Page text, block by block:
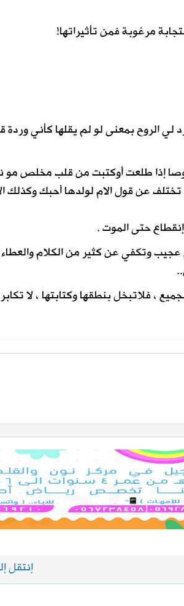
مرغوبة فمن تأثيراتها!
لي الروح بمعنى لو لم يقلها كأني
إذا طلعت أوكتبت من قلب مخلص مو
عن قول الام لولدها أحبك وكذلك
حتى الموت .
وتكفي عن كثير من الكلام
، فلاتبخل بنطقها وكتابتها ، لا
إنتقل